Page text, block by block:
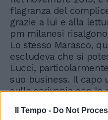
Il Tempo - Do Not
flagranza del
grazie a lui e alla
pm milanesi
Lo stesso Marasco,
escludeva che si
Lucci,
suo business. Il capo
sulla scrivania con le
ed il telefono
mai....", dice il